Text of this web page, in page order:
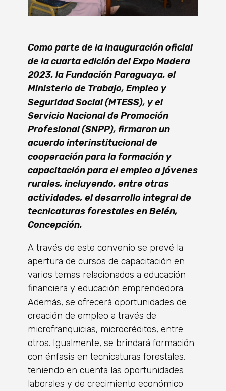
Como parte de la inauguración oficial
de la cuarta edición del Expo Madera
2023, la Fundación Paraguaya, el
Ministerio de Trabajo, Empleo y
Seguridad Social (MTESS), y el
Servicio Nacional de Promoción
Profesional (SNPP), firmaron un
acuerdo interinstitucional de
cooperación para la formación y
capacitación para el empleo a jóvenes
rurales, incluyendo, entre otras
actividades, el desarrollo integral de
tecnicaturas forestales en Belén,
Concepción.
A través de este convenio se prevé la
apertura de cursos de capacitación en
varios temas relacionados a educación
financiera y educación emprendedora.
Además, se ofrecerá oportunidades de
creación de empleo a través de
microfranquicias, microcréditos, entre
otros. Igualmente, se brindará formación
con énfasis en tecnicaturas forestales,
teniendo en cuenta las oportunidades
laborales y de crecimiento económico